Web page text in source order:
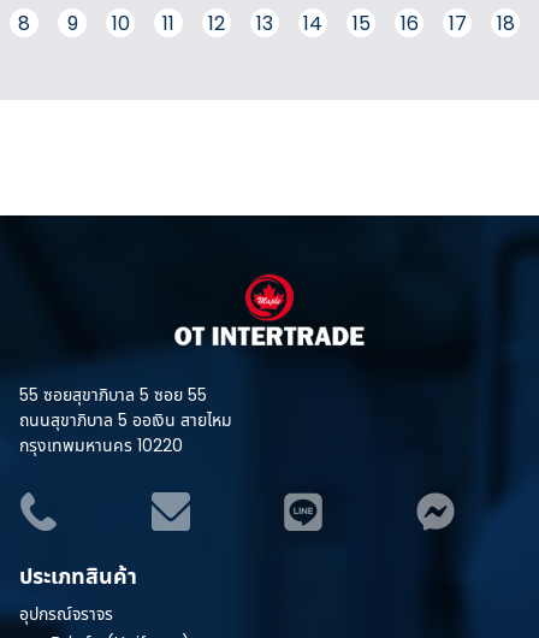
8 9 10 11 12 13 14 15 16 17 18
55 ซอยสุขาภิบาล 5 ซอย 55
ถนนสุขาภิบาล 5 ออเงิน สายไหม
กรุงเทพมหานคร 10220
ประเภทสินค้า
อุปกรณ์จราจร